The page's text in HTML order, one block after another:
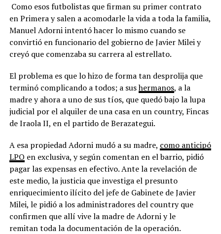
Como esos futbolistas que firman su primer contrato
en Primera y salen a acomodarle la vida a toda la familia,
Manuel Adorni intentó hacer lo mismo cuando se
convirtió en funcionario del gobierno de Javier Milei y
creyó que comenzaba su carrera al estrellato.
El problema es que lo hizo de forma tan desprolija que
terminó complicando a todos; a sushermanos, a la
madre y ahora a uno de sus tíos, que quedó bajo la lupa
judicial por el alquiler de una casa en un country, Fincas
de Iraola II, en el partido de Berazategui.
A esa propiedad Adorni mudó a su madre, como anticipó
LPO en exclusiva, y según comentan en el barrio, pidió
pagar las expensas en efectivo. Ante la revelación de
este medio, la justicia que investiga el presunto
enriquecimiento ilícito del jefe de Gabinete de Javier
Milei, le pidió a los administradores del country que
confirmen que allí vive la madre de Adorni y le
remitan toda la documentación de la operación.